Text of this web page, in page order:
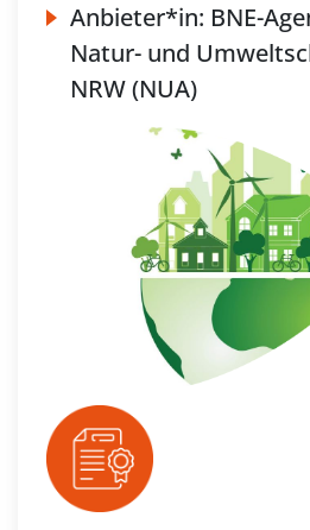
Anbieter*in: BNE-
Natur- und
NRW (NUA)